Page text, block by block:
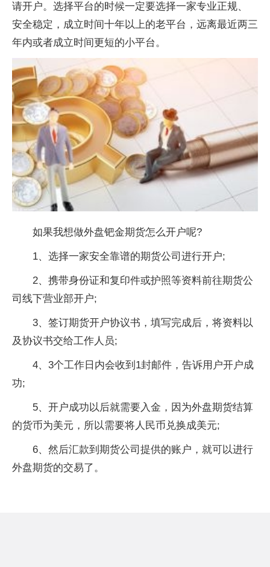
请开户。选择平台的时候一定要选择一家专业正规、
安全稳定，成立时间十年以上的老平台，远离最近两三
年内或者成立时间更短的小平台。
如果我想做外盘钯金期货怎么开户呢?
1、选择一家安全靠谱的期货公司进行开户;
2、携带身份证和复印件或护照等资料前往期货公
司线下营业部开户;
3、签订期货开户协议书，填写完成后，将资料以
及协议书交给工作人员;
4、3个工作日内会收到1封邮件，告诉用户开户成
功;
5、开户成功以后就需要入金，因为外盘期货结算
的货币为美元，所以需要将人民币兑换成美元;
6、然后汇款到期货公司提供的账户，就可以进行
外盘期货的交易了。